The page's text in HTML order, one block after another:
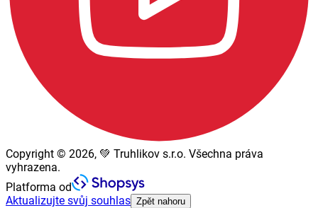
Copyright © 2026, 💚 Truhlikov s.r.o. Všechna práva
vyhrazena.
Platforma od
Aktualizujte svůj souhlas Zpět nahoru